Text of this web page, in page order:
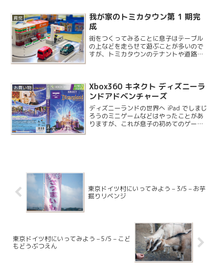
が、とても貴重な時間で...
育児
我が家のトミカタウン第 1 期完
成
街をつくってみることに息子はテーブル
の上などを走らせて遊ぶことが多いので
すが、トミカタウンのテナントや道路が
お買い物
Xbox360 キネクト ディズニーラ
ンドアドベンチャーズ
ディズニーランドの世界へ iPad でしまじ
ろうのミニゲームなどはやったことがあ
りますが、これが息子の初めてのゲーム
東京ドイツ村にいってみよう – 3/5 – お芋
掘りリベンジ
東京ドイツ村にいってみよう – 5/5 – こど
もどうぶつえん